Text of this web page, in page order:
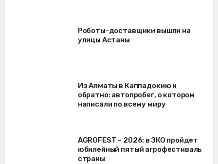
Роботы-доставщики вышли на
улицы Астаны
Из Алматы в Каппадокию и
обратно: автопробег, о котором
написали по всему миру
AGROFEST – 2026: в ЗКО пройдет
юбилейный пятый агрофестиваль
страны